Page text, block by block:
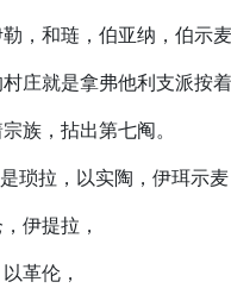
，和琏，伯亚纳，伯示
庄就是拿弗他利支派按着
族，拈出第七阄。
琐拉，以实陶，伊珥示麦
伊提拉，
革伦，